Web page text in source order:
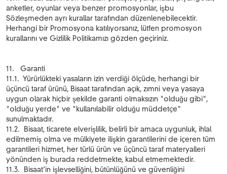
anketler, oyunlar veya benzer promosyonlar, işbu
Sözleşmeden ayrı kurallar tarafından düzenlenebilecektir.
Herhangi bir Promosyona katılıyorsanız, lütfen promosyon
kurallarını ve Gizlilik Politikamızı gözden geçiriniz.
11. Garanti
11.1. Yürürlükteki yasaların izin verdiği ölçüde, herhangi bir
üçüncü taraf ürünü, Bisaat tarafından açık, zımni veya yasaya
uygun olarak hiçbir şekilde garanti olmaksızın "olduğu gibi",
"olduğu yerde" ve "kullanılabilir olduğu müddetçe"
sunulmaktadır.
11.2. Bisaat, ticarete elverişlilik, belirli bir amaca uygunluk, ihlal
edilmemiş olma ve mülkiyete ilişkin garantilerini de içeren tüm
garantileri hizmet, her türlü ürün ve üçüncü taraf materyalleri
yönünden iş burada reddetmekte, kabul etmemektedir.
11.3. Bisaat’in işlevselliğini, bütünlüğünü ve güvenliğini